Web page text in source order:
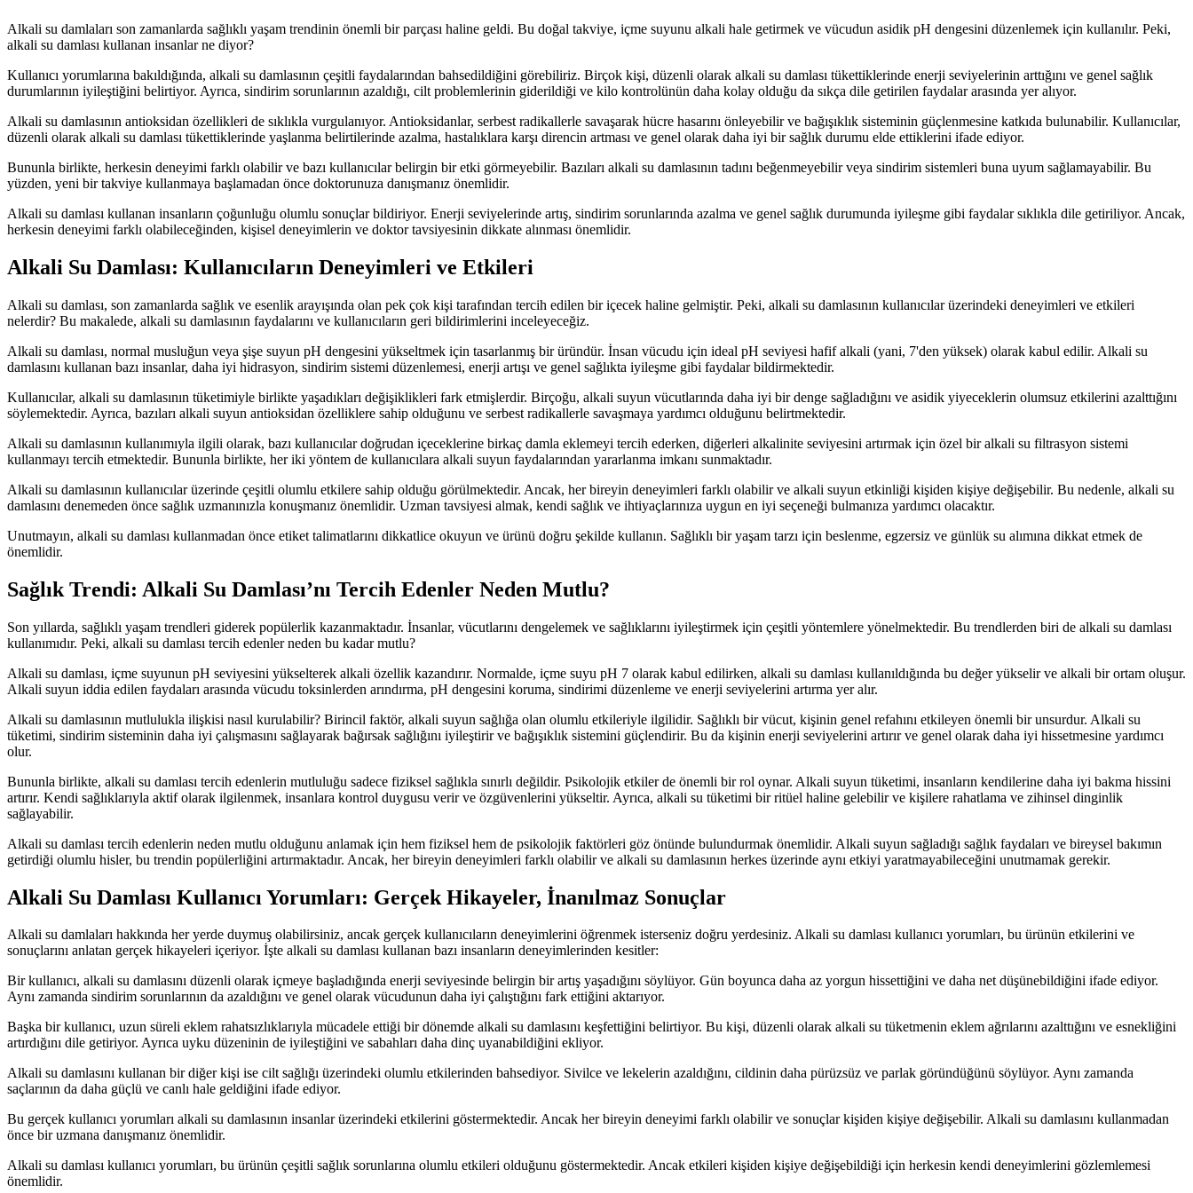
Alkali su damlaları son zamanlarda sağlıklı yaşam trendinin önemli bir parçası haline geldi. Bu doğal takviye, içme suyunu alkali hale getirmek ve vücudun asidik pH dengesini düzenlemek için kullanılır. Peki,
alkali su damlası kullanan insanlar ne diyor?
Kullanıcı yorumlarına bakıldığında, alkali su damlasının çeşitli faydalarından bahsedildiğini görebiliriz. Birçok kişi, düzenli olarak alkali su damlası tükettiklerinde enerji seviyelerinin arttığını ve genel sağlık
durumlarının iyileştiğini belirtiyor. Ayrıca, sindirim sorunlarının azaldığı, cilt problemlerinin giderildiği ve kilo kontrolünün daha kolay olduğu da sıkça dile getirilen faydalar arasında yer alıyor.
Alkali su damlasının antioksidan özellikleri de sıklıkla vurgulanıyor. Antioksidanlar, serbest radikallerle savaşarak hücre hasarını önleyebilir ve bağışıklık sisteminin güçlenmesine katkıda bulunabilir. Kullanıcılar,
düzenli olarak alkali su damlası tükettiklerinde yaşlanma belirtilerinde azalma, hastalıklara karşı direncin artması ve genel olarak daha iyi bir sağlık durumu elde ettiklerini ifade ediyor.
Bununla birlikte, herkesin deneyimi farklı olabilir ve bazı kullanıcılar belirgin bir etki görmeyebilir. Bazıları alkali su damlasının tadını beğenmeyebilir veya sindirim sistemleri buna uyum sağlamayabilir. Bu
yüzden, yeni bir takviye kullanmaya başlamadan önce doktorunuza danışmanız önemlidir.
Alkali su damlası kullanan insanların çoğunluğu olumlu sonuçlar bildiriyor. Enerji seviyelerinde artış, sindirim sorunlarında azalma ve genel sağlık durumunda iyileşme gibi faydalar sıklıkla dile getiriliyor. Ancak,
herkesin deneyimi farklı olabileceğinden, kişisel deneyimlerin ve doktor tavsiyesinin dikkate alınması önemlidir.
Alkali Su Damlası: Kullanıcıların Deneyimleri ve Etkileri
Alkali su damlası, son zamanlarda sağlık ve esenlik arayışında olan pek çok kişi tarafından tercih edilen bir içecek haline gelmiştir. Peki, alkali su damlasının kullanıcılar üzerindeki deneyimleri ve etkileri
nelerdir? Bu makalede, alkali su damlasının faydalarını ve kullanıcıların geri bildirimlerini inceleyeceğiz.
Alkali su damlası, normal musluğun veya şişe suyun pH dengesini yükseltmek için tasarlanmış bir üründür. İnsan vücudu için ideal pH seviyesi hafif alkali (yani, 7'den yüksek) olarak kabul edilir. Alkali su
damlasını kullanan bazı insanlar, daha iyi hidrasyon, sindirim sistemi düzenlemesi, enerji artışı ve genel sağlıkta iyileşme gibi faydalar bildirmektedir.
Kullanıcılar, alkali su damlasının tüketimiyle birlikte yaşadıkları değişiklikleri fark etmişlerdir. Birçoğu, alkali suyun vücutlarında daha iyi bir denge sağladığını ve asidik yiyeceklerin olumsuz etkilerini azalttığını
söylemektedir. Ayrıca, bazıları alkali suyun antioksidan özelliklere sahip olduğunu ve serbest radikallerle savaşmaya yardımcı olduğunu belirtmektedir.
Alkali su damlasının kullanımıyla ilgili olarak, bazı kullanıcılar doğrudan içeceklerine birkaç damla eklemeyi tercih ederken, diğerleri alkalinite seviyesini artırmak için özel bir alkali su filtrasyon sistemi
kullanmayı tercih etmektedir. Bununla birlikte, her iki yöntem de kullanıcılara alkali suyun faydalarından yararlanma imkanı sunmaktadır.
Alkali su damlasının kullanıcılar üzerinde çeşitli olumlu etkilere sahip olduğu görülmektedir. Ancak, her bireyin deneyimleri farklı olabilir ve alkali suyun etkinliği kişiden kişiye değişebilir. Bu nedenle, alkali su
damlasını denemeden önce sağlık uzmanınızla konuşmanız önemlidir. Uzman tavsiyesi almak, kendi sağlık ve ihtiyaçlarınıza uygun en iyi seçeneği bulmanıza yardımcı olacaktır.
Unutmayın, alkali su damlası kullanmadan önce etiket talimatlarını dikkatlice okuyun ve ürünü doğru şekilde kullanın. Sağlıklı bir yaşam tarzı için beslenme, egzersiz ve günlük su alımına dikkat etmek de
önemlidir.
Sağlık Trendi: Alkali Su Damlası’nı Tercih Edenler Neden Mutlu?
Son yıllarda, sağlıklı yaşam trendleri giderek popülerlik kazanmaktadır. İnsanlar, vücutlarını dengelemek ve sağlıklarını iyileştirmek için çeşitli yöntemlere yönelmektedir. Bu trendlerden biri de alkali su damlası
kullanımıdır. Peki, alkali su damlası tercih edenler neden bu kadar mutlu?
Alkali su damlası, içme suyunun pH seviyesini yükselterek alkali özellik kazandırır. Normalde, içme suyu pH 7 olarak kabul edilirken, alkali su damlası kullanıldığında bu değer yükselir ve alkali bir ortam oluşur.
Alkali suyun iddia edilen faydaları arasında vücudu toksinlerden arındırma, pH dengesini koruma, sindirimi düzenleme ve enerji seviyelerini artırma yer alır.
Alkali su damlasının mutlulukla ilişkisi nasıl kurulabilir? Birincil faktör, alkali suyun sağlığa olan olumlu etkileriyle ilgilidir. Sağlıklı bir vücut, kişinin genel refahını etkileyen önemli bir unsurdur. Alkali su
tüketimi, sindirim sisteminin daha iyi çalışmasını sağlayarak bağırsak sağlığını iyileştirir ve bağışıklık sistemini güçlendirir. Bu da kişinin enerji seviyelerini artırır ve genel olarak daha iyi hissetmesine yardımcı
olur.
Bununla birlikte, alkali su damlası tercih edenlerin mutluluğu sadece fiziksel sağlıkla sınırlı değildir. Psikolojik etkiler de önemli bir rol oynar. Alkali suyun tüketimi, insanların kendilerine daha iyi bakma hissini
artırır. Kendi sağlıklarıyla aktif olarak ilgilenmek, insanlara kontrol duygusu verir ve özgüvenlerini yükseltir. Ayrıca, alkali su tüketimi bir ritüel haline gelebilir ve kişilere rahatlama ve zihinsel dinginlik
sağlayabilir.
Alkali su damlası tercih edenlerin neden mutlu olduğunu anlamak için hem fiziksel hem de psikolojik faktörleri göz önünde bulundurmak önemlidir. Alkali suyun sağladığı sağlık faydaları ve bireysel bakımın
getirdiği olumlu hisler, bu trendin popülerliğini artırmaktadır. Ancak, her bireyin deneyimleri farklı olabilir ve alkali su damlasının herkes üzerinde aynı etkiyi yaratmayabileceğini unutmamak gerekir.
Alkali Su Damlası Kullanıcı Yorumları: Gerçek Hikayeler, İnanılmaz Sonuçlar
Alkali su damlaları hakkında her yerde duymuş olabilirsiniz, ancak gerçek kullanıcıların deneyimlerini öğrenmek isterseniz doğru yerdesiniz. Alkali su damlası kullanıcı yorumları, bu ürünün etkilerini ve
sonuçlarını anlatan gerçek hikayeleri içeriyor. İşte alkali su damlası kullanan bazı insanların deneyimlerinden kesitler:
Bir kullanıcı, alkali su damlasını düzenli olarak içmeye başladığında enerji seviyesinde belirgin bir artış yaşadığını söylüyor. Gün boyunca daha az yorgun hissettiğini ve daha net düşünebildiğini ifade ediyor.
Aynı zamanda sindirim sorunlarının da azaldığını ve genel olarak vücudunun daha iyi çalıştığını fark ettiğini aktarıyor.
Başka bir kullanıcı, uzun süreli eklem rahatsızlıklarıyla mücadele ettiği bir dönemde alkali su damlasını keşfettiğini belirtiyor. Bu kişi, düzenli olarak alkali su tüketmenin eklem ağrılarını azalttığını ve esnekliğini
artırdığını dile getiriyor. Ayrıca uyku düzeninin de iyileştiğini ve sabahları daha dinç uyanabildiğini ekliyor.
Alkali su damlasını kullanan bir diğer kişi ise cilt sağlığı üzerindeki olumlu etkilerinden bahsediyor. Sivilce ve lekelerin azaldığını, cildinin daha pürüzsüz ve parlak göründüğünü söylüyor. Aynı zamanda
saçlarının da daha güçlü ve canlı hale geldiğini ifade ediyor.
Bu gerçek kullanıcı yorumları alkali su damlasının insanlar üzerindeki etkilerini göstermektedir. Ancak her bireyin deneyimi farklı olabilir ve sonuçlar kişiden kişiye değişebilir. Alkali su damlasını kullanmadan
önce bir uzmana danışmanız önemlidir.
Alkali su damlası kullanıcı yorumları, bu ürünün çeşitli sağlık sorunlarına olumlu etkileri olduğunu göstermektedir. Ancak etkileri kişiden kişiye değişebildiği için herkesin kendi deneyimlerini gözlemlemesi
önemlidir.